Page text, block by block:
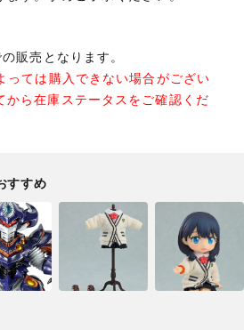
販売となります。
っては購入できない場合がござい
から在庫ステータスをご確認くだ
すすめ